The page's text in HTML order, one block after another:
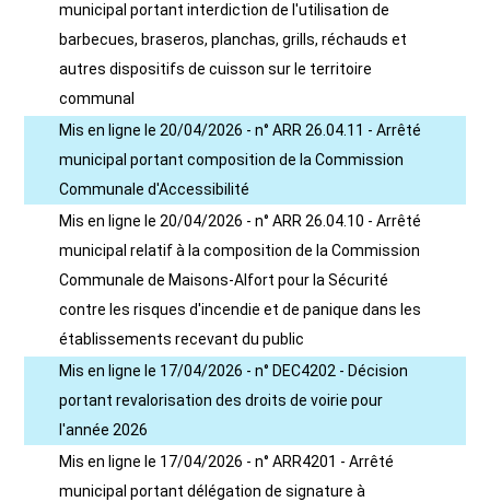
municipal portant interdiction de l'utilisation de
barbecues, braseros, planchas, grills, réchauds et
autres dispositifs de cuisson sur le territoire
communal
Mis en ligne le 20/04/2026 - n° ARR 26.04.11 - Arrêté
municipal portant composition de la Commission
Communale d'Accessibilité
Mis en ligne le 20/04/2026 - n° ARR 26.04.10 - Arrêté
municipal relatif à la composition de la Commission
Communale de Maisons-Alfort pour la Sécurité
contre les risques d'incendie et de panique dans les
établissements recevant du public
Mis en ligne le 17/04/2026 - n° DEC4202 - Décision
portant revalorisation des droits de voirie pour
l'année 2026
Mis en ligne le 17/04/2026 - n° ARR4201 - Arrêté
municipal portant délégation de signature à